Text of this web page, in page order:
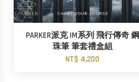
PARKER派克 IM系列 飛行傳奇 鋼
珠筆 筆套禮盒組
NT$ 4,200